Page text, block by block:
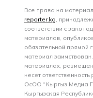
Все права на
reporter.kg,
соответствии с
материалов,
обязательной прямой
материал
материалах,
несет
ОсОО "Кыргыз Медиа
Кыргызская